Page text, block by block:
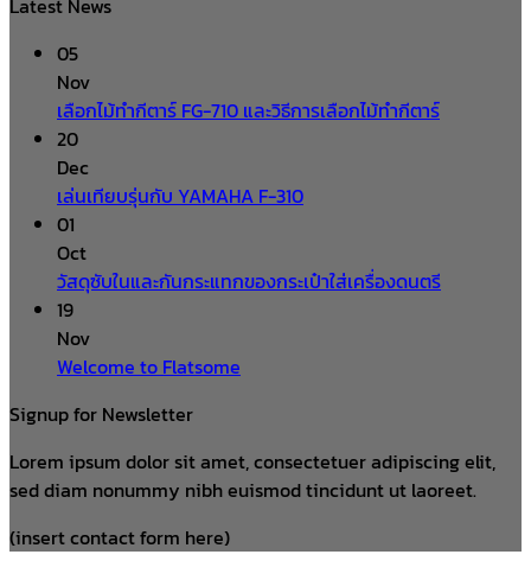
Latest News
05
Nov
เลือกไม้ทำกีตาร์ FG-710 และวิธีการเลือกไม้ทำกีตาร์
20
Dec
เล่นเทียบรุ่นกับ YAMAHA F-310
01
Oct
วัสดุซับในและกันกระแทกของกระเป๋าใส่เครื่องดนตรี
19
Nov
Welcome to Flatsome
Signup for Newsletter
Lorem ipsum dolor sit amet, consectetuer adipiscing elit,
sed diam nonummy nibh euismod tincidunt ut laoreet.
(insert contact form here)